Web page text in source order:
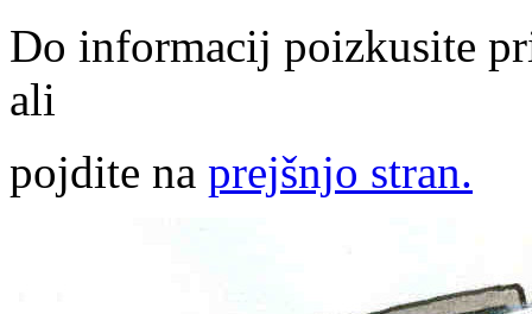
Do informacij poizkusite
ali
pojdite na prejšnjo stran.